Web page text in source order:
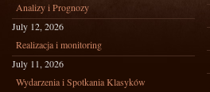
Analizy i Prognozy
July 12, 2026
Realizacja i monitoring
July 11, 2026
Wydarzenia i Spotkania Klasyków